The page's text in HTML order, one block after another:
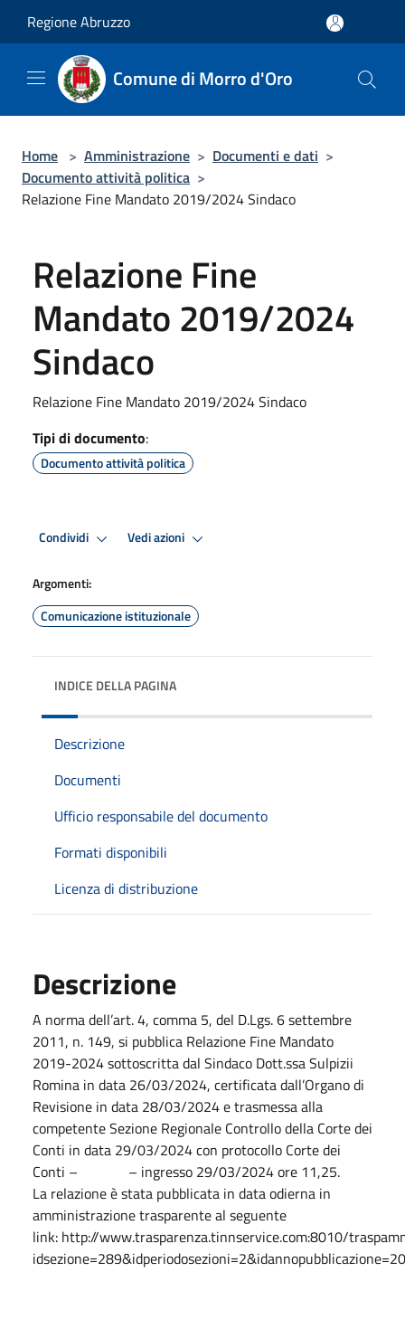
Regione Abruzzo
Comune di Morro d'Oro
Home > Amministrazione > Documenti e dati >
Documento attività politica >
Relazione Fine Mandato 2019/2024 Sindaco
Relazione Fine
Mandato 2019/2024
Sindaco
Relazione Fine Mandato 2019/2024 Sindaco
Tipi di documento:
Documento attività politica
Condividi Vedi azioni
Argomenti:
Comunicazione istituzionale
INDICE DELLA PAGINA
Descrizione
Documenti
Ufficio responsabile del documento
Formati disponibili
Licenza di distribuzione
Descrizione
A norma dell’art. 4, comma 5, del D.Lgs. 6 settembre
2011, n. 149, si pubblica Relazione Fine Mandato
2019-2024 sottoscritta dal Sindaco Dott.ssa Sulpizii
Romina in data 26/03/2024, certificata dall’Organo di
Revisione in data 28/03/2024 e trasmessa alla
competente Sezione Regionale Controllo della Corte dei
Conti in data 29/03/2024 con protocollo Corte dei
Conti – – ingresso 29/03/2024 ore 11,25.
La relazione è stata pubblicata in data odierna in
amministrazione trasparente al seguente
link: http://www.trasparenza.tinnservice.com:8010/